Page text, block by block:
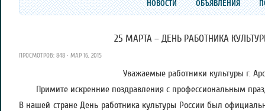
НОВОСТИ ОБЪЯВЛЕНИЯ
25 МАРТА – ДЕНЬ РАБОТНИКА
ПРОСМОТРОВ: 848 · МАР 16, 2015
Уважаемые работники культуры г.
Примите искренние поздравления с профессиональным
В нашей стране День работника культуры России был